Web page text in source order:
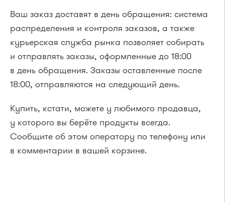
Ваш заказ доставят в день обращения: система
распределения и контроля заказов, а также
курьерская служба рынка позволяет собирать
и отправлять заказы, оформленные до 18:00
в день обращения. Заказы оставленные после
18:00, отправляются на следующий день.
Купить, кстати, можете у любимого продавца,
у которого вы берёте продукты всегда.
Сообщите об этом оператору по телефону или
в комментарии в вашей корзине.